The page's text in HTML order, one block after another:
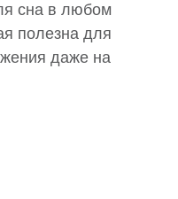
сна в любом
полезна для
даже на